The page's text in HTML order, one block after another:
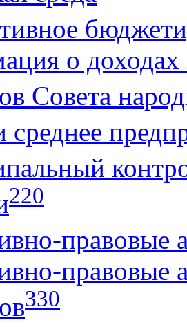
о
Совета
220
правовые
правовые
330